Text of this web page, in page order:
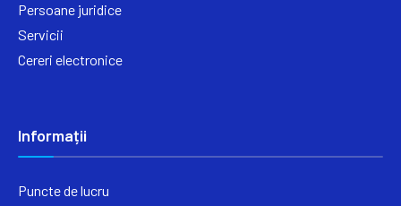
Persoane juridice
Servicii
Cereri electronice
Informații
Puncte de lucru